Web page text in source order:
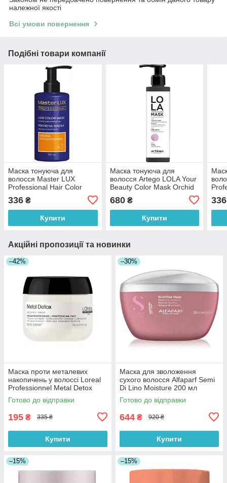
належної якості
Всі умови повернення
Подібні товари компанії
Маска тонуюча для
волосся Master LUX
Professional Hair Color
Mask №43 Orange 200 мл
336 ₴
Купити
Маска тонуюча для
волосся Artego LOLA Your
Beauty Color Mask Orchid
680₴
Купити
336
Акційні пропозиції та новинки
–42%
Маска проти металевих
накопичень у волоссі Loreal
Professionnel Metal Detox
Mask 75 мл
Готово до відправки
195 ₴ 335 ₴
Купити
–30%
Маска для зволоження
сухого волосся Alfaparf Semi
Di Lino Moisture 200 мл
Готово до відправки
644 ₴ 920 ₴
Купити
–15% –15%